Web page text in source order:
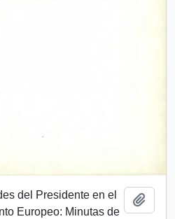
del Presidente en el
Europeo: Minutas de